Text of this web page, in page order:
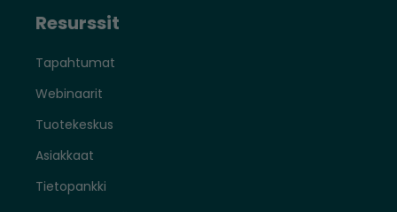
Resurssit
Tapahtumat
Webinaarit
Tuotekeskus
Asiakkaat
Tietopankki